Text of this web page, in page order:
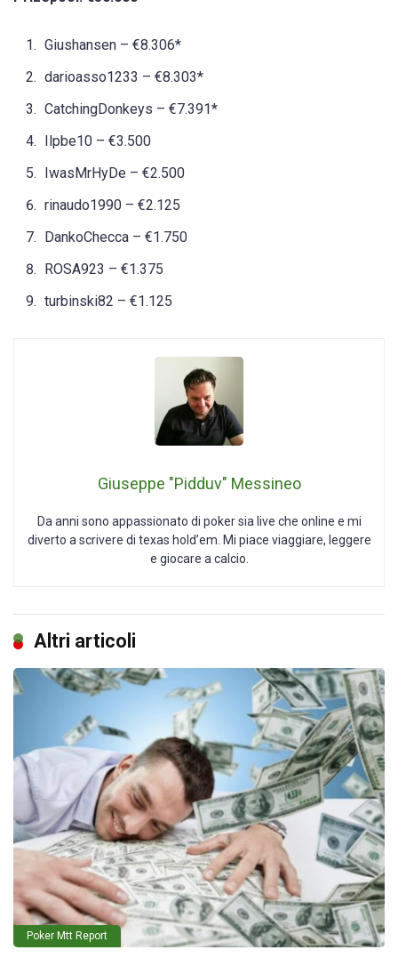
Giushansen – €8.306*
darioasso1233 – €8.303*
CatchingDonkeys – €7.391*
Ilpbe10 – €3.500
IwasMrHyDe – €2.500
rinaudo1990 – €2.125
DankoChecca – €1.750
ROSA923 – €1.375
turbinski82 – €1.125
Giuseppe "Pidduv" Messineo
Da anni sono appassionato di poker sia live che online e mi
diverto a scrivere di texas hold’em. Mi piace viaggiare, leggere
e giocare a calcio.
Altri articoli
Poker Mtt Report